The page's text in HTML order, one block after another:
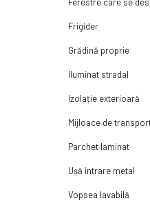
Ferestre care se
Frigider
Grădină proprie
Iluminat stradal
Izolație exterioară
Mijloace de
Parchet laminat
Ușă intrare metal
Vopsea lavabilă